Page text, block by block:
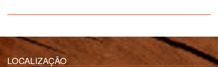
LOCALIZAÇÃO